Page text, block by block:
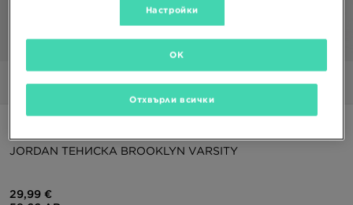
Снимки Видео
JORDAN ТЕНИСКА BROOKLYN VARSITY
29,99 €
Настройки
Отхвърли всички
OK